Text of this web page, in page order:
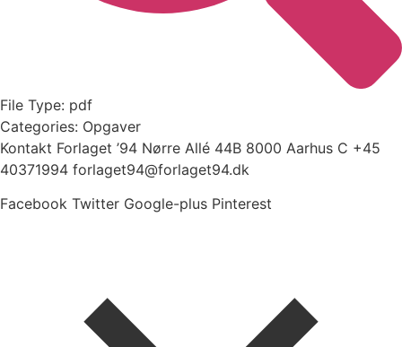
File Type: pdf
Categories: Opgaver
Kontakt Forlaget ’94 Nørre Allé 44B 8000 Aarhus C +45
40371994 forlaget94@forlaget94.dk
Facebook Twitter Google-plus Pinterest